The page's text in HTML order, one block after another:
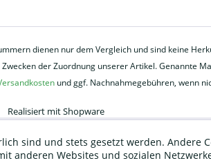
dienen nur dem Vergleich und sind keine
der Zuordnung unserer Artikel. Genannte
und ggf. Nachnahmegebühren, wenn
Realisiert mit Shopware
sind und stets gesetzt werden. Andere
anderen Websites und sozialen